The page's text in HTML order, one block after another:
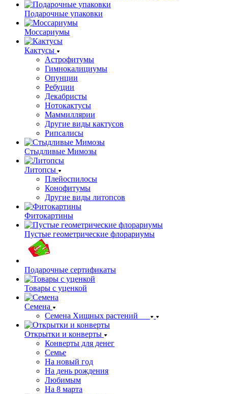
Подарочные упаковки
Моссариумы
Кактусы
Астрофитумы
Гимнокалициумы
Опунции
Ребуции
Декабристы
Нотокактусы
Маммиллярии
Другие виды кактусов
Рипсалисы
Стыдливые Мимозы
Литопсы
Плейоспилосы
Конофитумы
Другие виды литопсов
Фитокартины
Пустые геометрические флорариумы
Подарочные сертификаты
Товары с уценкой
Семена
Семена Хищных растений
Открытки и конверты
Конверты для денег
Семье
На новый год
На день рождения
Любимым
На 8 марта